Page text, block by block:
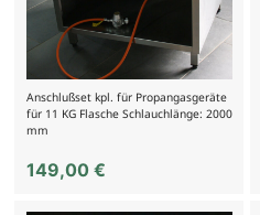
Anschlußset kpl. für Propangasgeräte
für 11 KG Flasche Schlauchlänge: 2000
mm
149,00 €